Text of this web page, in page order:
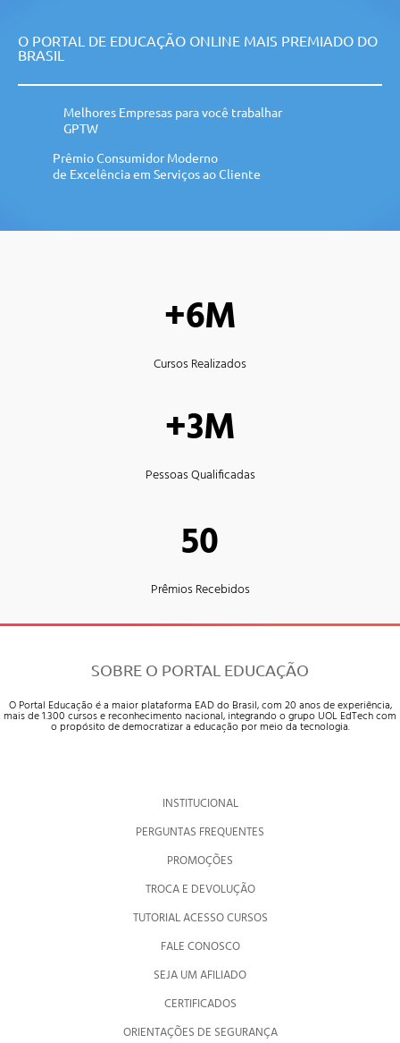
O PORTAL DE EDUCAÇÃO ONLINE MAIS PREMIADO DO
BRASIL
Melhores Empresas para você trabalhar
GPTW
Prêmio Consumidor Moderno
de Excelência em Serviços ao Cliente
+6M
Cursos Realizados
+3M
Pessoas Qualificadas
50
Prêmios Recebidos
SOBRE O PORTAL EDUCAÇÃO
O Portal Educação é a maior plataforma EAD do Brasil, com 20 anos de experiência,
mais de 1.300 cursos e reconhecimento nacional, integrando o grupo UOL EdTech com
o propósito de democratizar a educação por meio da tecnologia.
INSTITUCIONAL
PERGUNTAS FREQUENTES
PROMOÇÕES
TROCA E DEVOLUÇÃO
TUTORIAL ACESSO CURSOS
FALE CONOSCO
SEJA UM AFILIADO
CERTIFICADOS
ORIENTAÇÕES DE SEGURANÇA